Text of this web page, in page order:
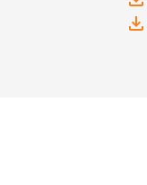
file_download